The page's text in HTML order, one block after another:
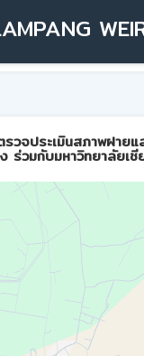
วจประเมินสภาพฝาย
ร่วมกับมหาวิทยาลัยเชี